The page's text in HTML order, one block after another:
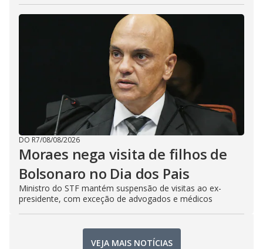
DO R7/08/08/2026
Moraes nega visita de filhos de
Bolsonaro no Dia dos Pais
Ministro do STF mantém suspensão de visitas ao ex-
presidente, com exceção de advogados e médicos
VEJA MAIS NOTÍCIAS